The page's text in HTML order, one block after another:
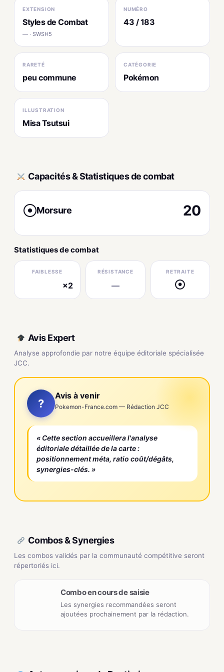
EXTENSION
Styles de Combat
— · SWSH5
NUMÉRO
43 / 183
RARETÉ
peu commune
CATÉGORIE
Pokémon
ILLUSTRATION
Misa Tsutsui
Capacités & Statistiques de combat
● Morsure 20
Statistiques de combat
FAIBLESSE
×2
RÉSISTANCE
—
RETRAITE
●
Avis Expert
Analyse approfondie par notre équipe éditoriale spécialisée
JCC.
?
Avis à venir
Pokemon-France.com — Rédaction JCC
« Cette section accueillera l'analyse
éditoriale détaillée de la carte :
positionnement méta, ratio coût/dégâts,
synergies-clés. »
Combos & Synergies
Les combos validés par la communauté compétitive seront
répertoriés ici.
Combo en cours de saisie
Les synergies recommandées seront
ajoutées prochainement par la rédaction.